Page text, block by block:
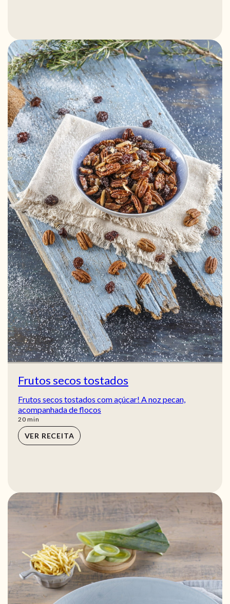
Frutos secos tostados
Frutos secos tostados com açúcar! A noz pecan,
acompanhada de flocos
20min
min
VER RECEITA